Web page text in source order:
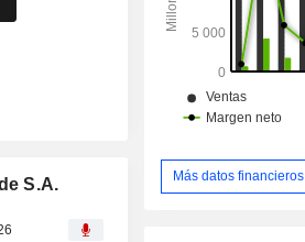
S.A. Más datos financieros